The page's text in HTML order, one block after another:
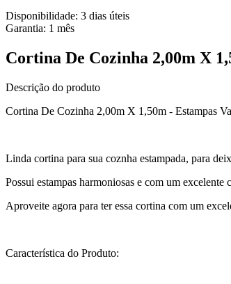
Disponibilidade: 3 dias úteis
Garantia: 1 mês
Cortina De Cozinha 2,00m X
Descrição do produto
Cortina De Cozinha 2,00m X 1,50m - Estampas
Linda cortina para sua coznha estampada, para
Possui estampas harmoniosas e com um excelente
Aproveite agora para ter essa cortina com um
Característica do Produto: